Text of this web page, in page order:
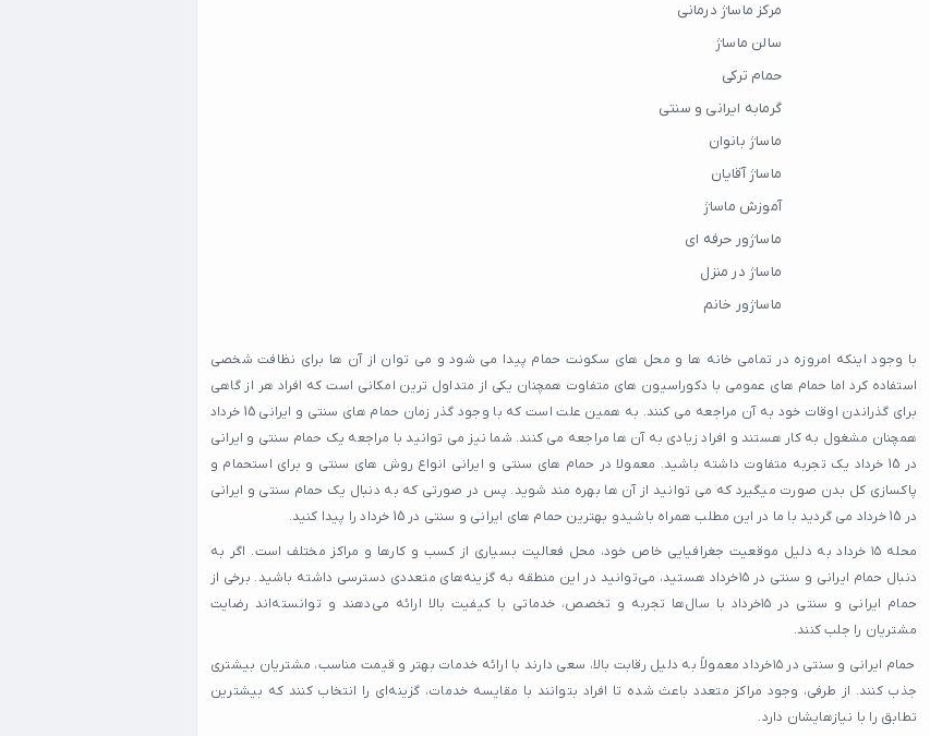
مرکز ماساژ درمانی
سالن ماساژ
حمام ترکی
گرمابه ایرانی و سنتی
ماساژ بانوان
ماساژ آقایان
آموزش ماساژ
ماساژور حرفه ای
ماساژ در منزل
ماساژور خانم
با وجود اینکه امروزه در تمامی خانه ها و محل های سکونت حمام پیدا می شود و می توان از آن ها برای نظافت شخصی
استفاده کرد اما حمام های عمومی با دکوراسیون های متفاوت همچنان یکی از متداول ترین امکانی است که افراد هر از گاهی
برای گذراندن اوقات خود به آن مراجعه می کنند. به همین علت است که با وجود گذر زمان حمام های سنتی و ایرانی 15 خرداد
همچنان مشغول به کار هستند و افراد زیادی به آن ها مراجعه می کنند. شما نیز می توانید با مراجعه یک حمام سنتی و ایرانی
در 15 خرداد یک تجربه متفاوت داشته باشید. معمولا در حمام های سنتی و ایرانی انواع روش های سنتی و برای استحمام و
پاکسازی کل بدن صورت میگیرد که می توانید از آن ها بهره مند شوید. پس در صورتی که به دنبال یک حمام سنتی و ایرانی
در 15 خرداد می گردید با ما در این مطلب همراه باشیدو بهترین حمام های ایرانی و سنتی در 15 خرداد را پیدا کنید.
محله ۱۵ خرداد به دلیل موقعیت جغرافیایی خاص خود، محل فعالیت بسیاری از کسب و کارها و مراکز مختلف است. اگر به
دنبال حمام ایرانی و سنتی در ۱۵خرداد هستید، می‌توانید در این منطقه به گزینه‌های متعددی دسترسی داشته باشید. برخی از
حمام ایرانی و سنتی در ۱۵خرداد با سال‌ها تجربه و تخصص، خدماتی با کیفیت بالا ارائه می‌دهند و توانسته‌اند رضایت
مشتریان را جلب کنند.
حمام ایرانی و سنتی در ۱۵خرداد معمولاً به دلیل رقابت بالا، سعی دارند با ارائه خدمات بهتر و قیمت مناسب، مشتریان بیشتری
جذب کنند. از طرفی، وجود مراکز متعدد باعث شده تا افراد بتوانند با مقایسه خدمات، گزینه‌ای را انتخاب کنند که بیشترین
تطابق را با نیازهایشان دارد.